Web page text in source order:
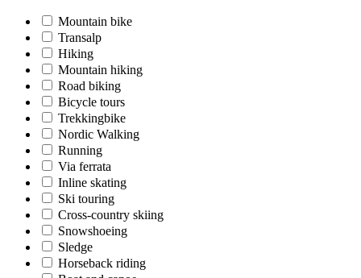
Mountain bike
Transalp
Hiking
Mountain hiking
Road biking
Bicycle tours
Trekkingbike
Nordic Walking
Running
Via ferrata
Inline skating
Ski touring
Cross-country skiing
Snowshoeing
Sledge
Horseback riding